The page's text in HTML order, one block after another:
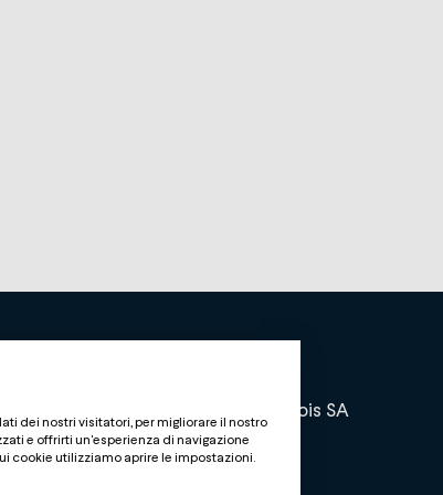
Experience
de Fer Montreux Oberland bernois SA
dei nostri visitatori, per migliorare il nostro
e offrirti un'esperienza di navigazione
cookie utilizziamo aprire le impostazioni.